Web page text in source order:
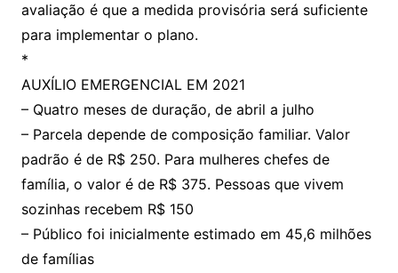
avaliação é que a medida provisória será suficiente
para implementar o plano.
*
AUXÍLIO EMERGENCIAL EM 2021
– Quatro meses de duração, de abril a julho
– Parcela depende de composição familiar. Valor
padrão é de R$ 250. Para mulheres chefes de
família, o valor é de R$ 375. Pessoas que vivem
sozinhas recebem R$ 150
– Público foi inicialmente estimado em 45,6 milhões
de famílias